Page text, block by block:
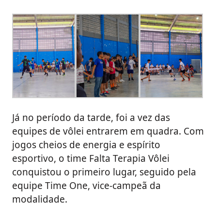
Já no período da tarde, foi a vez das
equipes de vôlei entrarem em quadra. Com
jogos cheios de energia e espírito
esportivo, o time Falta Terapia Vôlei
conquistou o primeiro lugar, seguido pela
equipe Time One, vice-campeã da
modalidade.